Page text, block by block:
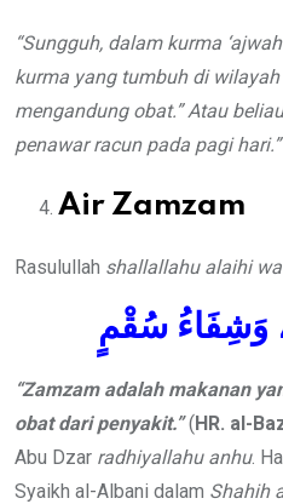
“Sungguh, dalam kurma
kurma yang tumbuh di wilayah
mengandung obat.” Atau
penawar racun pada pagi hari.”
Air Zamzam
Rasulullah shallallahu alaihi
وَشِفَاءُ سُقْمٍ
“Zamzam adalah makanan
obat dari penyakit.”(HR. al-
Abu Dzar radhiyallahu anhu.
Syaikh al-Albani dalam Shahih